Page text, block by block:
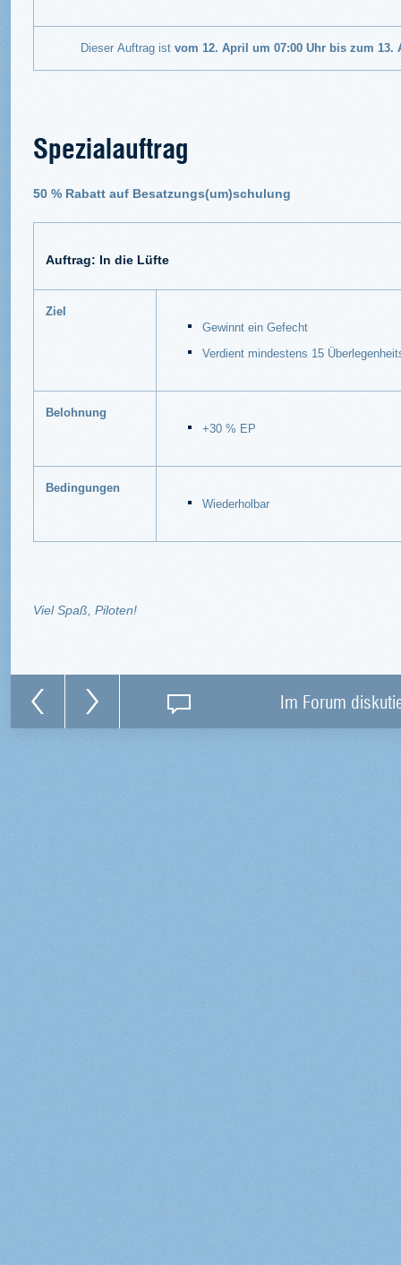
Dieser Auftrag ist vom 12. April um 07:00 Uhr bis zum 13.
Spezialauftrag
50 % Rabatt auf Besatzungs(um)schulung
Auftrag: In die Lüfte
Ziel
Gewinnt ein Gefecht
Verdient mindestens 15
Belohnung
+30 % EP
Bedingungen
Wiederholbar
Viel Spaß, Piloten!
Im Forum